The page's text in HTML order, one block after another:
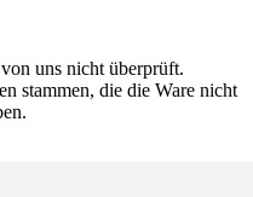
uns nicht überprüft.
stammen, die die Ware nicht